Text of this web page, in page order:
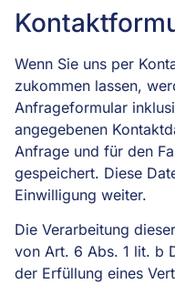
Wenn Sie uns per
zukommen lassen,
Anfrageformular
angegebenen
Anfrage und für den
gespeichert. Diese
Einwilligung weiter.
Die Verarbeitung
von Art. 6 Abs. 1 lit. b
der Erfüllung eines